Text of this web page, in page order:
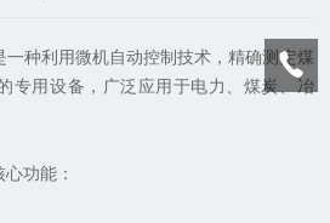
一种利用微机自动控制技术，精确测定煤
专用设备，广泛应用于电力、煤炭、冶
心功能：